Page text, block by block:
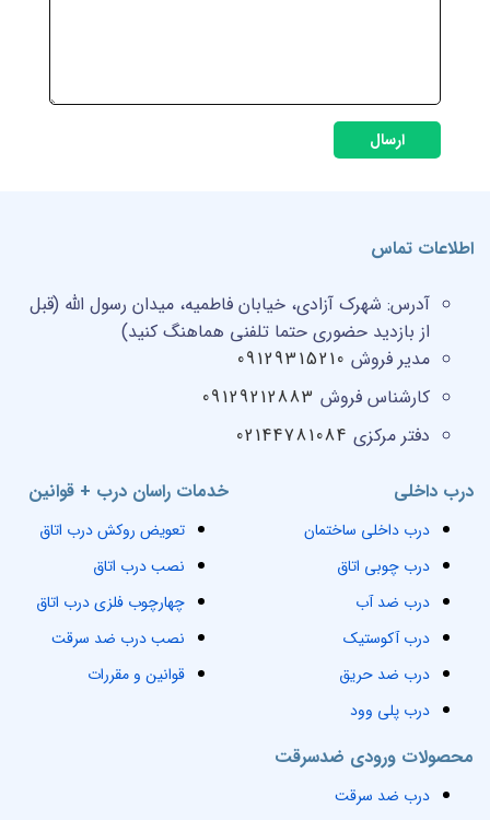
ارسال
خدمات راسان درب + قوانین
تعویض روکش درب اتاق
نصب درب اتاق
چهارچوب فلزی درب اتاق
نصب درب ضد سرقت
قوانین و مقررات
محصولات ورودی ضدسرقت
درب ضد سرقت
درب داخلی
درب داخلی ساختمان
درب چوبی اتاق
درب ضد آب
درب آکوستیک
درب ضد حریق
درب پلی وود
اطلاعات تماس
آدرس: شهرک آزادی، خیابان فاطمیه، میدان رسول الله (قبل
از بازدید حضوری حتما تلفنی هماهنگ کنید)
مدیر فروش 09129315210
کارشناس فروش 09129212883
دفتر مرکزی 02144781084